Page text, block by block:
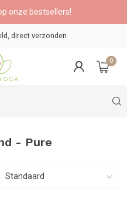
onze bestsellers!
direct verzonden
0
- Pure